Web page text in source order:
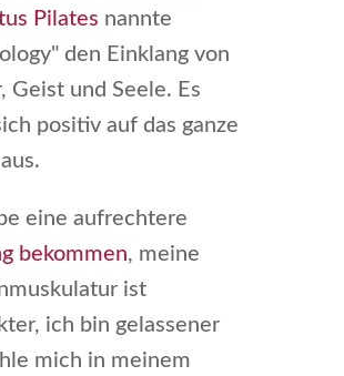
Pilates nannte
den Einklang von
Geist und Seele. Es
positiv auf das ganze
eine aufrechtere
bekommen, meine
ist
ich bin gelassener
mich in meinem